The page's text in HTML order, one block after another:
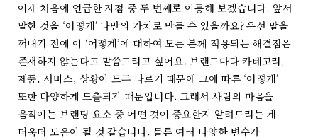
이제 처음에 언급한 지점 중 두 번째로 이동해 보겠습니다. 앞서
말한 것을 ‘어떻게’ 나만의 가치로 만들 수 있을까요? 우선 말을
꺼내기 전에 이 ‘어떻게’에 대하여 모든 분께 적용되는 해결점은
존재하지 않는다고 말씀드리고 싶어요. 브랜드마다 카테고리,
제품, 서비스, 상황이 모두 다르기 때문에 그에 따른 ‘어떻게’
또한 다양하게 도출되기 때문입니다. 그래서 사람의 마음을
움직이는 브랜딩 요소 중 어떤 것이 중요한지 알려드리는 게
더욱더 도움이 될 것 같습니다. 물론 여러 다양한 변수가